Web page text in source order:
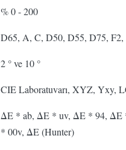
% 0 - 200
D65, A, C, D50, D55, D75, F2,
2 ° ve 10 °
CIE Laboratuvarı, XYZ, Yxy,
ΔE * ab, ΔE * uv, ΔE * 94, ΔE
* 00v, ΔE (Hunter)